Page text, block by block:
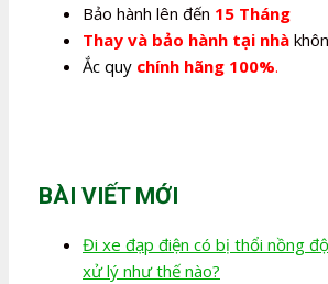
Bảo hành lên đến 15 Tháng
Thay và bảo hành tại nhà
Ắc quy chính hãng 100%.
BÀI VIẾT MỚI
Đi xe đạp điện có bị thổi nồng
xử lý như thế nào?